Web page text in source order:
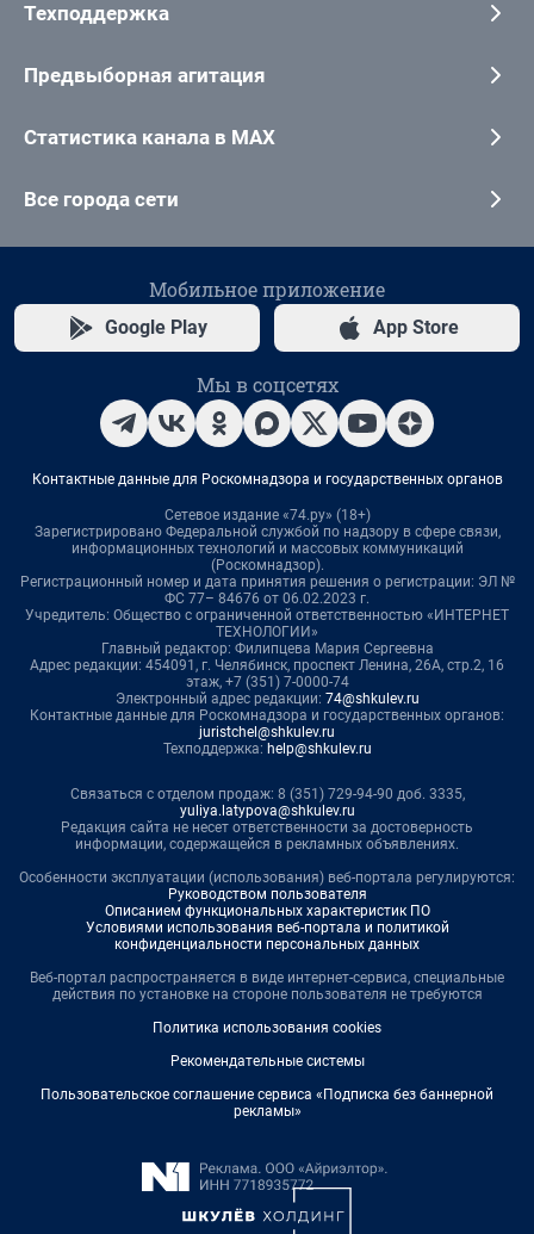
Техподдержка
Предвыборная агитация
Статистика канала в MAX
Все города сети
Мобильное приложение
Google Play App Store
Мы в соцсетях
Контактные данные для Роскомнадзора и государственных органов
Сетевое издание «74.ру» (18+)
Зарегистрировано Федеральной службой по надзору в сфере связи,
информационных технологий и массовых коммуникаций
(Роскомнадзор).
Регистрационный номер и дата принятия решения о регистрации: ЭЛ №
ФС 77– 84676 от 06.02.2023 г.
Учредитель: Общество с ограниченной ответственностью «ИНТЕРНЕТ
ТЕХНОЛОГИИ»
Главный редактор: Филипцева Мария Сергеевна
Адрес редакции: 454091, г. Челябинск, проспект Ленина, 26А, стр.2, 16
этаж, +7 (351) 7-0000-74
Электронный адрес редакции: 74@shkulev.ru
Контактные данные для Роскомнадзора и государственных органов:
juristchel@shkulev.ru
Техподдержка: help@shkulev.ru
Связаться с отделом продаж: 8 (351) 729-94-90 доб. 3335,
yuliya.latypova@shkulev.ru
Редакция сайта не несет ответственности за достоверность
информации, содержащейся в рекламных объявлениях.
Особенности эксплуатации (использования) веб-портала регулируются:
Руководством пользователя
Описанием функциональных характеристик ПО
Условиями использования веб-портала и политикой
конфиденциальности персональных данных
Веб-портал распространяется в виде интернет-сервиса, специальные
действия по установке на стороне пользователя не требуются
Политика использования cookies
Рекомендательные системы
Пользовательское соглашение сервиса «Подписка без баннерной
рекламы»